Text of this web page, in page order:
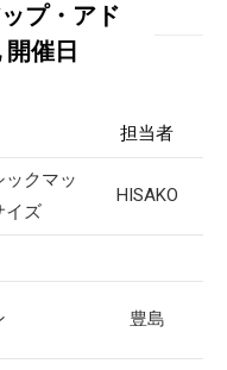
プ・アド
催日
担当者
ックマッ
イズ
HISAKO
豊島